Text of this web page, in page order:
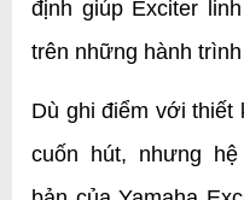
định giúp Exciter
trên những hành
Dù ghi điểm với thiết
cuốn hút, nhưng